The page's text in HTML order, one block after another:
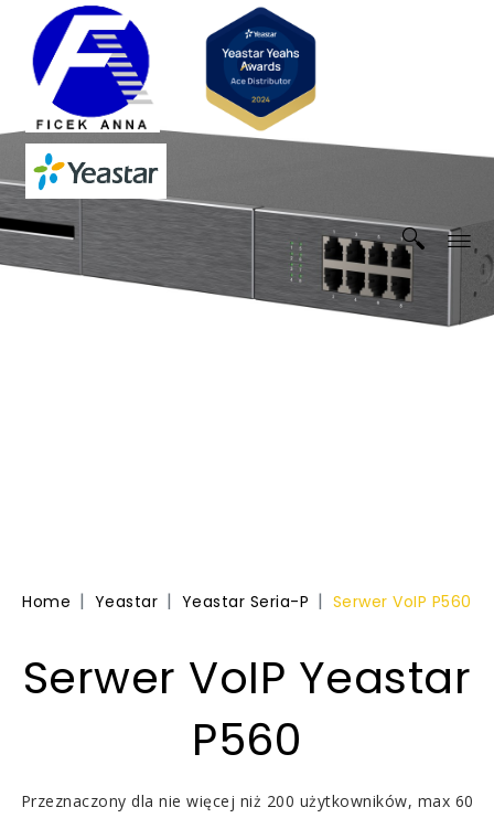
Home Yeastar Yeastar Seria-P Serwer VoIP P560
Serwer VoIP Yeastar
P560
Przeznaczony dla nie więcej niż 200 użytkowników, max 60